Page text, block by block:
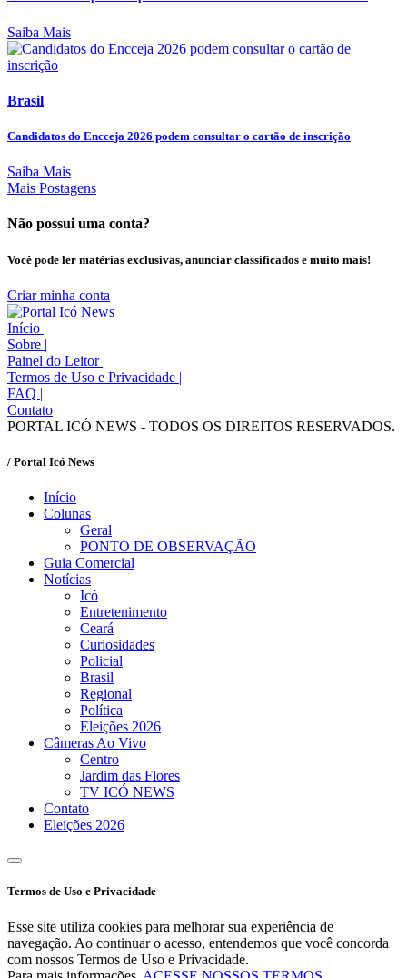
Saiba Mais
Brasil
Candidatos do Encceja 2026 podem consultar o cartão de inscrição
Saiba Mais
Mais Postagens
Não possui uma conta?
Você pode ler matérias exclusivas, anunciar classificados e muito mais!
Criar minha conta
Início |
Sobre |
Painel do Leitor |
Termos de Uso e Privacidade |
FAQ |
Contato
PORTAL ICÓ NEWS - TODOS OS DIREITOS RESERVADOS.
/ Portal Icó News
Início
Colunas
Geral
PONTO DE OBSERVAÇÃO
Guia Comercial
Notícias
Icó
Entretenimento
Ceará
Curiosidades
Policial
Brasil
Regional
Política
Eleições 2026
Câmeras Ao Vivo
Centro
Jardim das Flores
TV ICÓ NEWS
Contato
Eleições 2026
Termos de Uso e Privacidade
Esse site utiliza cookies para melhorar sua experiência de
navegação. Ao continuar o acesso, entendemos que você concorda
com nossos Termos de Uso e Privacidade.